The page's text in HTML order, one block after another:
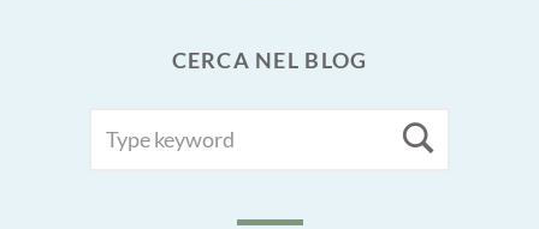
CERCA NEL BLOG
FOR: